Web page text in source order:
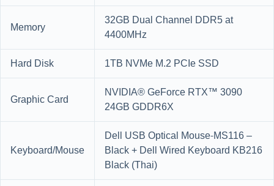
Memory
32GB Dual Channel DDR5 at
4400MHz
Hard Disk
1TB NVMe M.2 PCIe SSD
Graphic Card
NVIDIA® GeForce RTX™ 3090
24GB GDDR6X
Keyboard/Mouse
Dell USB Optical Mouse-MS116 –
Black + Dell Wired Keyboard KB216
Black (Thai)